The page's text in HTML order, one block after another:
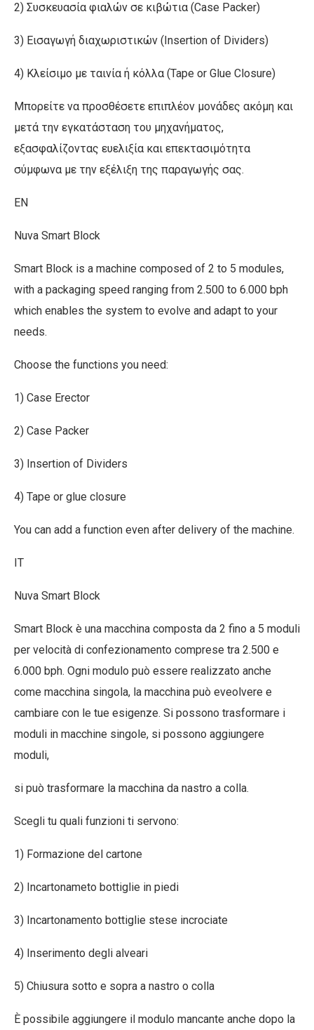
2) Συσκευασία φιαλών σε κιβώτια (Case Packer)
3) Εισαγωγή διαχωριστικών (Insertion of Dividers)
4) Κλείσιμο με ταινία ή κόλλα (Tape or Glue Closure)
Μπορείτε να προσθέσετε επιπλέον μονάδες ακόμη και
μετά την εγκατάσταση του μηχανήματος,
εξασφαλίζοντας ευελιξία και επεκτασιμότητα
σύμφωνα με την εξέλιξη της παραγωγής σας.
EN
Nuva Smart Block
Smart Block is a machine composed of 2 to 5 modules,
with a packaging speed ranging from 2.500 to 6.000 bph
which enables the system to evolve and adapt to your
needs.
Choose the functions you need:
1) Case Erector
2) Case Packer
3) Insertion of Dividers
4) Tape or glue closure
You can add a function even after delivery of the machine.
IT
Nuva Smart Block
Smart Block è una macchina composta da 2 fino a 5 moduli
per velocità di confezionamento comprese tra 2.500 e
6.000 bph. Ogni modulo può essere realizzato anche
come macchina singola, la macchina può eveolvere e
cambiare con le tue esigenze. Si possono trasformare i
moduli in macchine singole, si possono aggiungere
moduli,
si può trasformare la macchina da nastro a colla.
Scegli tu quali funzioni ti servono:
1) Formazione del cartone
2) Incartonameto bottiglie in piedi
3) Incartonamento bottiglie stese incrociate
4) Inserimento degli alveari
5) Chiusura sotto e sopra a nastro o colla
È possibile aggiungere il modulo mancante anche dopo la